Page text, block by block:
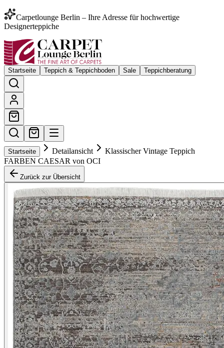
Carpetlounge Berlin – Ihre Adresse für hochwertige
Designerteppiche
Startseite Teppich & Teppichboden Sale Teppichberatung
Startseite Detailansicht
Klassischer Vintage Teppich
FARBEN CAESAR von OCI
Zurück zur Übersicht